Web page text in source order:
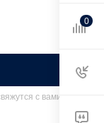
с вами и
0